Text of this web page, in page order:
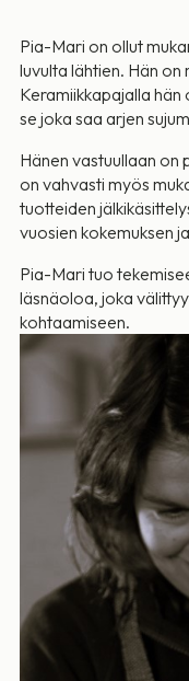
Pia-Mari on ollut
luvulta lähtien. Hän
Keramiikkapajalla
se joka saa arjen
Hänen vastuullaan on
on vahvasti myös
tuotteiden
vuosien kokemuksen
Pia-Mari tuo
läsnäoloa, joka
kohtaamiseen.